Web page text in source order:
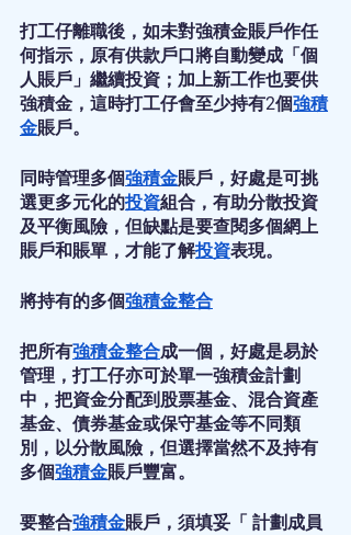
打工仔離職後，如未對強積金賬戶作任
何指示，原有供款戶口將自動變成「個
人賬戶」繼續投資；加上新工作也要供
強積金，這時打工仔會至少持有2個強積
金賬戶。
同時管理多個強積金賬戶，好處是可挑
選更多元化的投資組合，有助分散投資
及平衡風險，但缺點是要查閱多個網上
賬戶和賬單，才能了解投資表現。
將持有的多個強積金整合
把所有強積金整合成一個，好處是易於
管理，打工仔亦可於單一強積金計劃
中，把資金分配到股票基金、混合資產
基金、債券基金或保守基金等不同類
別，以分散風險，但選擇當然不及持有
多個強積金賬戶豐富。
要整合強積金賬戶，須填妥「 計劃成員